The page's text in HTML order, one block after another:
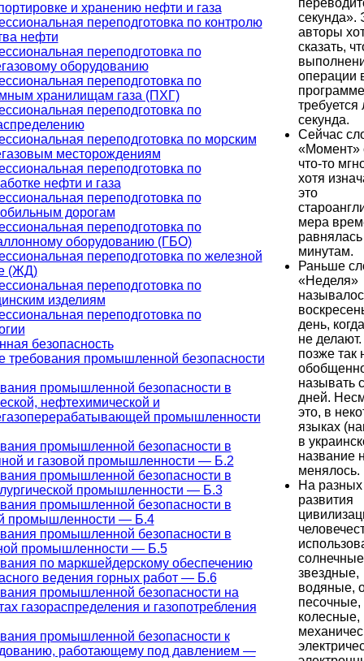
и хранению нефти и газа
переподготовка по контролю
нефти
переподготовка по
оборудованию
переподготовка по
хранилищам газа (ПХГ)
переподготовка по
переподготовка по морским
месторождениям
переподготовка по
нефти и газа
переподготовка по
дорогам
переподготовка по
оборудованию (ГБО)
переподготовка по железной
(ЖД)
переподготовка по
изделиям
переподготовка по
безопасность
требования промышленной безопасности
промышленной безопасности в
нефтехимической и
промышленности
промышленной безопасности в
и газовой промышленности — Б.2
промышленной безопасности в
промышленности — Б.3
промышленной безопасности в
промышленности — Б.4
промышленной безопасности в
промышленности — Б.5
по маркшейдерскому обеспечению
ведения горных работ — Б.6
промышленной безопасности на
газораспределения и газопотребления
промышленной безопасности к
работающему под давлением —
секунда».
авторы
сказать,
операции
программе
секунда.
Сейчас
«Момент»
что-то
хотя
это
мера
минутам.
Раньше
«Неделя»
день,
не
позже так
называть
дней.
это, в
языках
в
название
менялось.
На разных
развития
звездные,
водяные,
песочные,
колесные,